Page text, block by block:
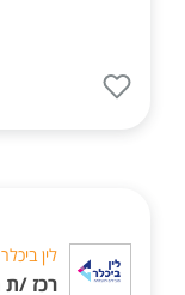
לין ביכלר
רכז /ת